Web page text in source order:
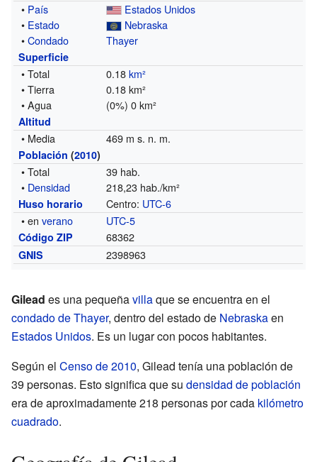
• País
Estados Unidos
• Estado
Nebraska
•Condado Thayer
Superficie
• Total 0.18km²
• Tierra
0.18 km²
• Agua
(0%) 0 km²
Altitud
• Media 469 m s. n. m.
Población (2010)
• Total
39 hab.
• Densidad 218,23 hab./km²
Huso horario Centro: UTC-6
• enverano UTC-5
Código ZIP 68362
GNIS 2398963
Gilead es una pequeñavillaque se encuentra en el
condado de Thayer, dentro del estado de Nebraskaen
Estados Unidos. Es un lugar con pocos habitantes.
Según el Censo de 2010, Gilead tenía una población de
39 personas. Esto significa que su densidad de población
era de aproximadamente 218 personas por cada kilómetro
cuadrado.